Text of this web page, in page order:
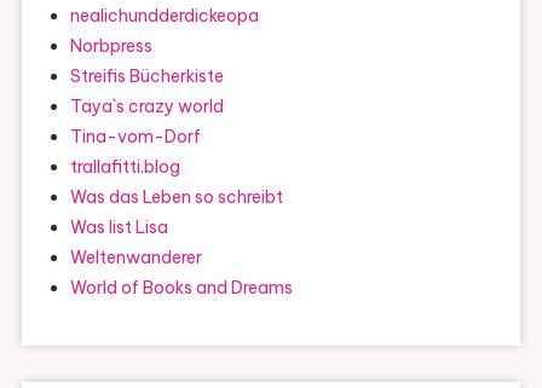
nealichundderdickeopa
Norbpress
Streifis Bücherkiste
Taya`s crazy world
Tina-vom-Dorf
trallafitti.blog
Was das Leben so schreibt
Was list Lisa
Weltenwanderer
World of Books and Dreams